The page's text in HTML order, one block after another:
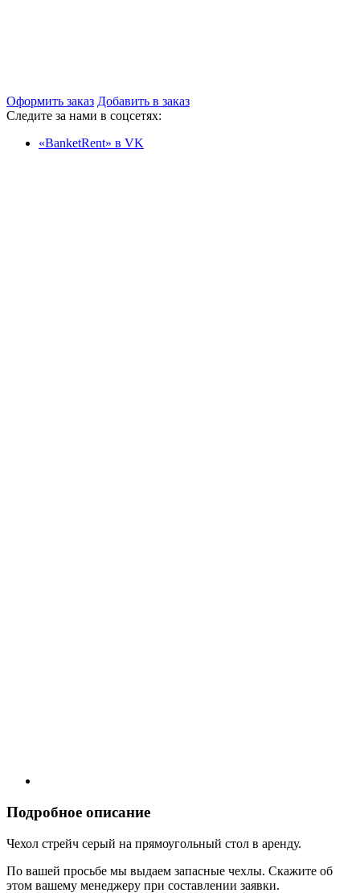
Оформить заказ Добавить в заказ
Следите за нами в соцсетях:
«BanketRent» в VK
Подробное описание
Чехол стрейч серый на прямоугольный стол в аренду.
По вашей просьбе мы выдаем запасные чехлы. Скажите об
этом вашему менеджеру при составлении заявки.